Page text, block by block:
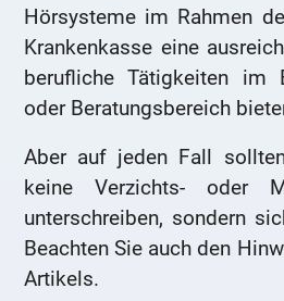
Hörsysteme im Rahmen
Krankenkasse eine
berufliche Tätigkeiten im
oder Beratungsbereich
Aber auf jeden Fall
keine Verzichts- oder
unterschreiben, sondern
Beachten Sie auch den
Artikels.